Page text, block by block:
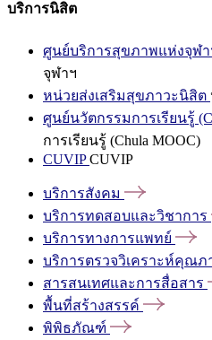
บริการนิสิต
ศูนย์บริการสุขภาพแห่งจุฬา
จุฬาฯ
หน่วยส่งเสริมสุขภาวะนิสิต
ศูนย์นวัตกรรมการเรียนรู้
การเรียนรู้ (Chula MOOC)
CUVIPCUVIP
บริการสังคม
บริการทดสอบและวิชาการ
บริการทางการแพทย์
บริการตรวจวิเคราะห์คุณภ
สารสนเทศและการสื่อสาร
พื้นที่สร้างสรรค์
พิพิธภัณฑ์